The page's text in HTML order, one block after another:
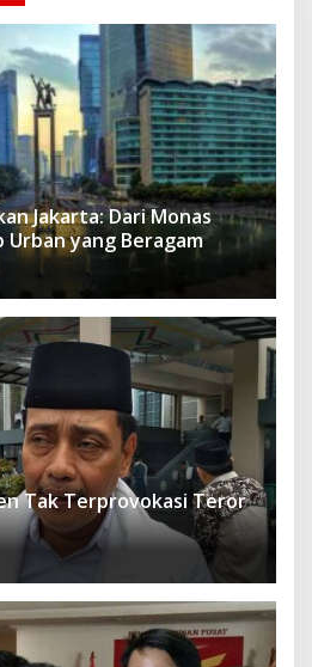
Jakarta: Dari Monas
Urban yang Beragam
Tak Terprovokasi Teror